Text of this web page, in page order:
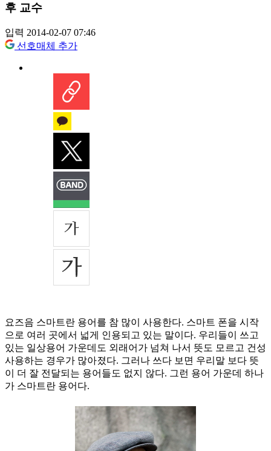
후 교수
입력 2014-02-07 07:46
선호매체 추가
요즈음 스마트란 용어를 참 많이 사용한다. 스마트 폰을 시작
으로 여러 곳에서 넓게 인용되고 있는 말이다. 우리들이 쓰고
있는 일상용어 가운데도 외래어가 넘쳐 나서 뜻도 모르고 건성
사용하는 경우가 많아졌다. 그러나 쓰다 보면 우리말 보다 뜻
이 더 잘 전달되는 용어들도 없지 않다. 그런 용어 가운데 하나
가 스마트란 용어다.